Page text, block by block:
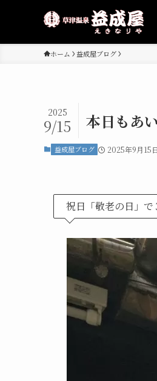
ホーム 益成屋ブログ
本日もあ
2025
9/15
益成屋ブログ 2025年9月15
祝日「敬老の日」で